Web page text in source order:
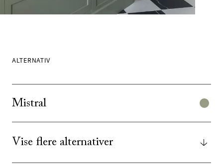
ALTERNATIV
Mistral
Vise flere alternativer